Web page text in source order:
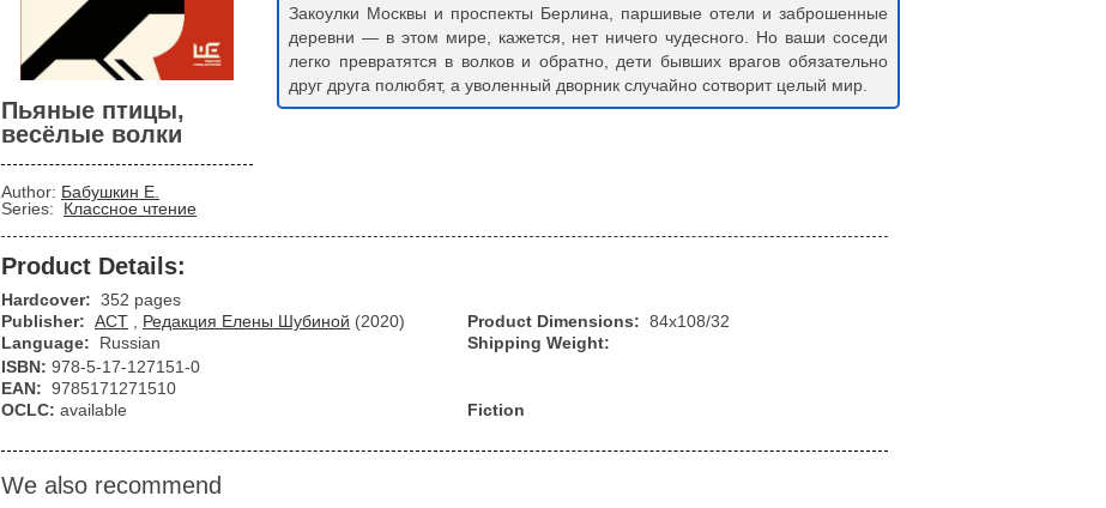
Пьяные птицы,
весёлые волки
Author: Бабушкин Е.
Series:
Классное чтение
Закоулки Москвы и проспекты Берлина, паршивые отели и заброшенные
деревни — в этом мире, кажется, нет ничего чудесного. Но ваши соседи
легко превратятся в волков и обратно, дети бывших врагов обязательно
друг друга полюбят, а уволенный дворник случайно сотворит целый мир.
Product Details:
Hardcover: 352 pages
Publisher: АСТ Редакция Елены Шубиной (2020)
Language:
Russian
Product Dimensions: 84x108/32
Shipping Weight:
ISBN: 978-5-17-127151-0
EAN: 9785171271510
OCLC: available Fiction
We also recommend